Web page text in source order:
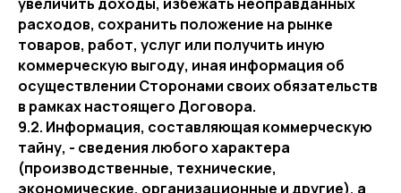
расходов, сохранить положение на рынке
товаров, работ, услуг или получить иную
коммерческую выгоду, иная информация об
осуществлении Сторонами своих обязательств
в рамках настоящего Договора.
9.2. Информация, составляющая коммерческую
тайну, - сведения любого характера
(производственные, технические,
экономические, организационные и другие), а